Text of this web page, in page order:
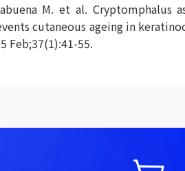
M. et al. Cryptomphalus
cutaneous ageing in
Feb;37(1):41-55.